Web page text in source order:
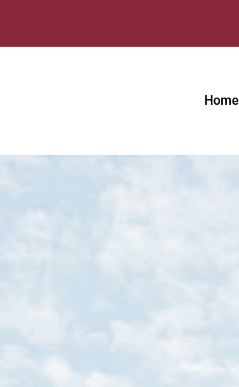
Home